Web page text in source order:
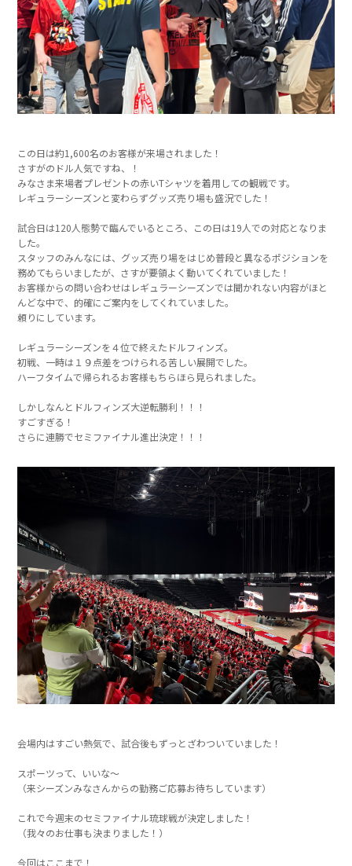
この日は約1,600名のお客様が来場されました！
さすがのドル人気ですね、！
みなさま来場者プレゼントの赤いTシャツを着用しての観戦です。
レギュラーシーズンと変わらずグッズ売り場も盛況でした！
試合日は120人態勢で臨んでいるところ、この日は19人での対応となりま
した。
スタッフのみんなには、グッズ売り場をはじめ普段と異なるポジションを
務めてもらいましたが、さすが要領よく動いてくれていました！
お客様からの問い合わせはレギュラーシーズンでは聞かれない内容がほと
んどな中で、的確にご案内をしてくれていました。
頼りにしています。
レギュラーシーズンを４位で終えたドルフィンズ。
初戦、一時は１９点差をつけられる苦しい展開でした。
ハーフタイムで帰られるお客様もちらほら見られました。
しかしなんとドルフィンズ大逆転勝利！！！
すごすぎる！
さらに連勝でセミファイナル進出決定！！！
会場内はすごい熱気で、試合後もずっとざわついていました！
スポーツって、いいな～
（来シーズンみなさんからの勤務ご応募お待ちしています）
これで今週末のセミファイナル琉球戦が決定しました！
（我々のお仕事も決まりました！）
今回はここまで！